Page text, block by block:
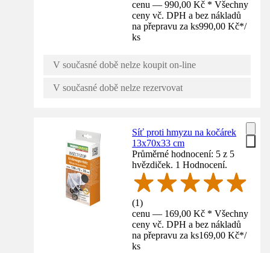
cenu — 990,00 Kč * Všechny
ceny vč. DPH a bez nákladů
na přepravu za ks990,00 Kč*/
ks
V současné době nelze koupit on-line
V současné době nelze rezervovat
Síť proti hmyzu na kočárek
13x70x33 cm
Průměrné hodnocení: 5 z 5
hvězdiček. 1 Hodnocení.
(1)
cenu — 169,00 Kč * Všechny
ceny vč. DPH a bez nákladů
na přepravu za ks169,00 Kč*/
ks